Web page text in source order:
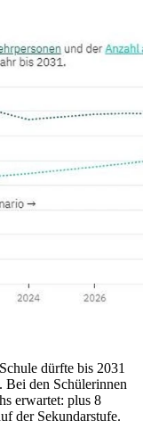
dürfte bis 2031
Bei den Schülerinnen
erwartet: plus 8
der Sekundarstufe.